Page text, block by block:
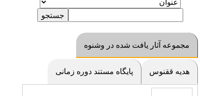
مجموعه آثار یافت شده در وشنوه
هديه ققنوس پایگاه مستند دوره زمانی